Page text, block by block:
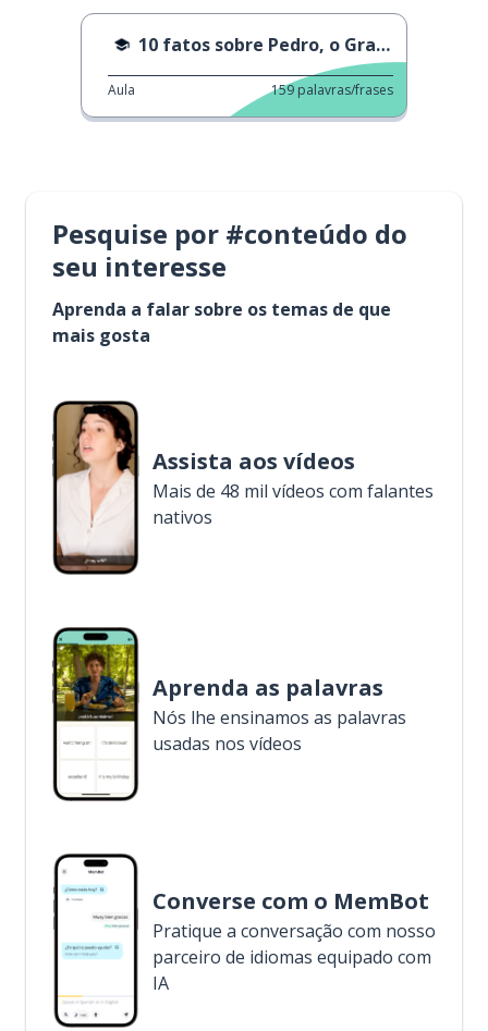
10 fatos sobre Pedro, o Grande
Aula 159 palavras/frases
Pesquise por #conteúdo do
seu interesse
Aprenda a falar sobre os temas de que
mais gosta
Assista aos vídeos
Mais de 48 mil vídeos com falantes
nativos
Aprenda as palavras
Nós lhe ensinamos as palavras
usadas nos vídeos
Converse com o MemBot
Pratique a conversação com nosso
parceiro de idiomas equipado com
IA